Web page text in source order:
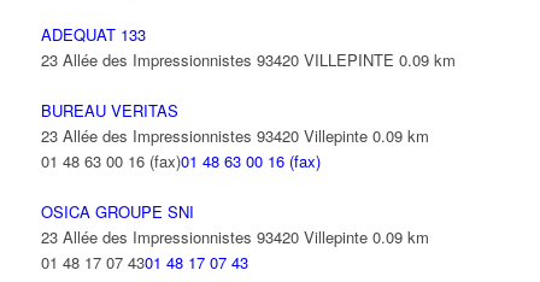
ADEQUAT 133
23 Allée des Impressionnistes 93420 VILLEPINTE 0.09 km
BUREAU VERITAS
23 Allée des Impressionnistes 93420 Villepinte 0.09 km
01 48 63 00 16 (fax)01 48 63 00 16 (fax)
OSICA GROUPE SNI
23 Allée des Impressionnistes 93420 Villepinte 0.09 km
01 48 17 07 4301 48 17 07 43